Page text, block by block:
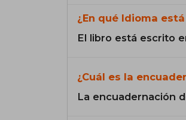
¿En qué Idioma
El libro está escrito
¿Cuál es la
La encuadernación